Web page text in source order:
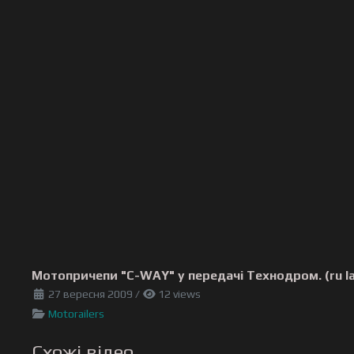
Мотопричепи "C-WAY" у передачі Технодром. (ru
27 вересня 2009 /
12 views
Motorailers